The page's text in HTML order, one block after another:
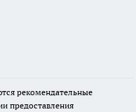
рекомендательные
предоставления